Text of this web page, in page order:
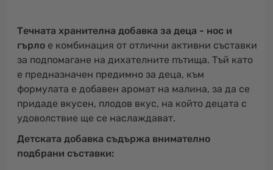
Tечната хранителна добавка за деца - нос и
гърло е комбинация от отлични активни съставки
за подпомагане на дихателните пътища. Тъй като
е предназначен предимно за деца, към
формулата е добавен аромат на малина, за да се
придаде вкусен, плодов вкус, на който децата с
удоволствие ще се наслаждават.
Детската добавка съдържа внимателно
подбрани съставки: